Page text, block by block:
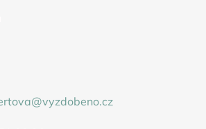
@vyzdobeno.cz